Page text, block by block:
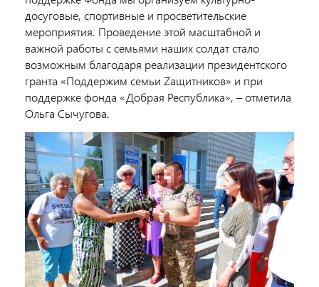
досуговые, спортивные и просветительские
мероприятия. Проведение этой масштабной и
важной работы с семьями наших солдат стало
возможным благодаря реализации президентского
гранта «Поддержим семьи Zащитников» и при
поддержке фонда «Добрая Республика», – отметила
Ольга Сычугова.